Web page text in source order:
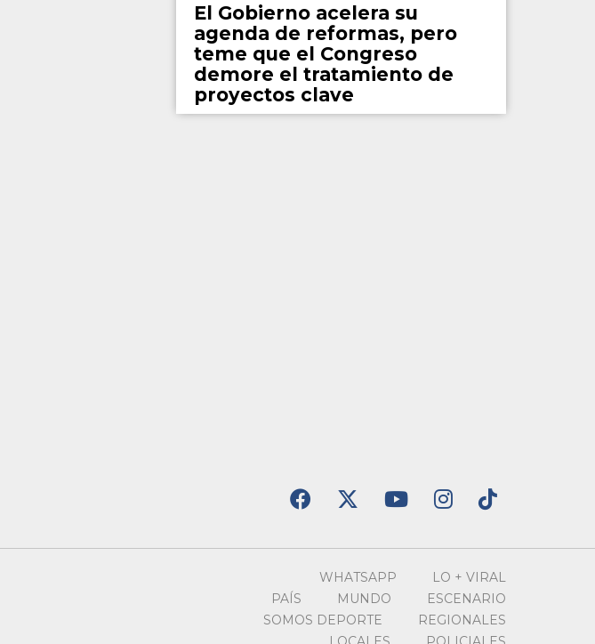
El Gobierno acelera su
agenda de reformas, pero
teme que el Congreso
demore el tratamiento de
proyectos clave
LO + VIRAL
WHATSAPP
ESCENARIO
MUNDO
PAÍS
REGIONALES
SOMOS DEPORTE